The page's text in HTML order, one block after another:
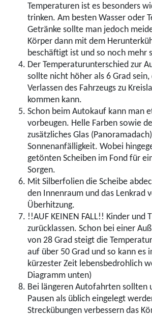
Temperaturen ist es besonders
trinken. Am besten Wasser oder
Getränke sollte man jedoch
Körper dann mit dem
beschäftigt ist und so noch mehr
Der Temperaturunterschied zur
sollte nicht höher als 6 Grad sein,
Verlassen des Fahrzeugs zu
kommen kann.
Schon beim Autokauf kann man
vorbeugen. Helle Farben sowie
zusätzliches Glas
Sonnenanfälligkeit. Wobei
getönten Scheiben im Fond für
Sorgen.
Mit Silberfolien die Scheibe
den Innenraum und das Lenkrad
Überhitzung.
!!AUF KEINEN FALL!! Kinder und
zurücklassen. Schon bei einer
von 28 Grad steigt die
auf über 50 Grad und so kann es
kürzester Zeit lebensbedrohlich
Diagramm unten)
Bei längeren Autofahrten sollten
Pausen als üblich eingelegt
Streckübungen verbessern das